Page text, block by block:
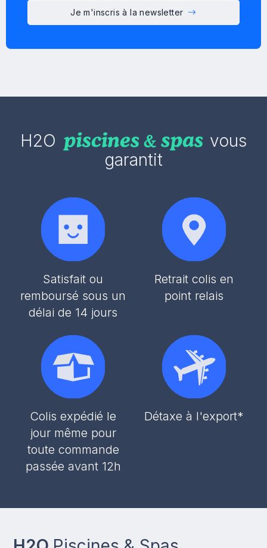
Je m'inscris à la newsletter
H2O
vous
garantit
Satisfait ou
remboursé sous un
délai de 14 jours
Retrait colis en
point relais
Colis expédié le
jour même pour
toute commande
passée avant 12h
Détaxe à l'export*